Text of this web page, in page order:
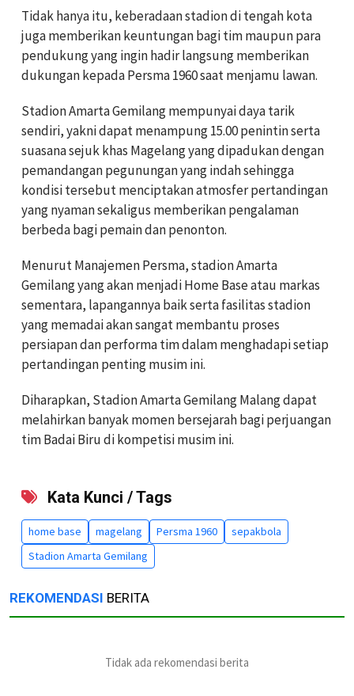
Tidak hanya itu, keberadaan stadion di tengah kota
juga memberikan keuntungan bagi tim maupun para
pendukung yang ingin hadir langsung memberikan
dukungan kepada Persma 1960 saat menjamu lawan.
Stadion Amarta Gemilang mempunyai daya tarik
sendiri, yakni dapat menampung 15.00 penintin serta
suasana sejuk khas Magelang yang dipadukan dengan
pemandangan pegunungan yang indah sehingga
kondisi tersebut menciptakan atmosfer pertandingan
yang nyaman sekaligus memberikan pengalaman
berbeda bagi pemain dan penonton.
Menurut Manajemen Persma, stadion Amarta
Gemilang yang akan menjadi Home Base atau markas
sementara, lapangannya baik serta fasilitas stadion
yang memadai akan sangat membantu proses
persiapan dan performa tim dalam menghadapi setiap
pertandingan penting musim ini.
Diharapkan, Stadion Amarta Gemilang Malang dapat
melahirkan banyak momen bersejarah bagi perjuangan
tim Badai Biru di kompetisi musim ini.
Kata Kunci / Tags
home base magelang Persma 1960
sepakbola
Stadion Amarta Gemilang
REKOMENDASI BERITA
Tidak ada rekomendasi berita